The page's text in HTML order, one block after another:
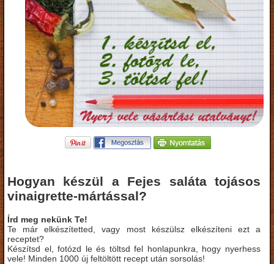
Hogyan készül a Fejes saláta tojásos
vinaigrette-mártással?
Írd meg nekünk Te!
Te már elkészítetted, vagy most készülsz elkészíteni ezt a
receptet?
Készítsd el, fotózd le és töltsd fel honlapunkra, hogy nyerhess
vele! Minden 1000 új feltöltött recept után sorsolás!